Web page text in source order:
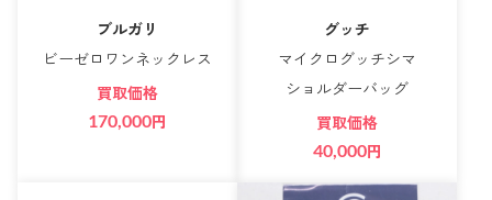
ブルガリ
ビーゼロワンネックレス
買取価格
170,000円
グッチ
マイクログッチシマ
ショルダーバッグ
買取価格
40,000円